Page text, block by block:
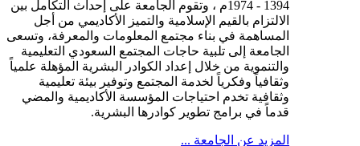
1394 - 1974م ، وتقوم الجامعة على إحداث التكامل بين
الالتزام بالقيم الإسلامية والتميز الأكاديمي من أجل
المساهمة في بناء مجتمع المعلومات والمعرفة، وتسعى
الجامعة إلى تلبية حاجات المجتمع السعودي التعليمية
والتنموية من خلال إعداد الكوادر البشرية المؤهلة علمياً
وثقافياً وفكرياً لخدمة المجتمع وتوفير بيئة تعليمية
وثقافية تخدم احتياجات المؤسسة الأكاديمية والمضي
قدماً في برامج تطوير كوادرها البشرية.
المزيد عن الجامعة ...